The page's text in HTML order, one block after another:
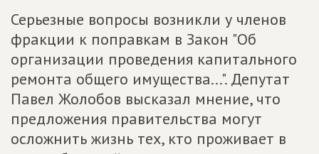
Серьезные вопросы возникли у членов
фракции к поправкам в Закон "Об
организации проведения капитального
ремонта общего имущества...". Депутат
Павел Жолобов высказал мнение, что
предложения правительства могут
осложнить жизнь тех, кто проживает в